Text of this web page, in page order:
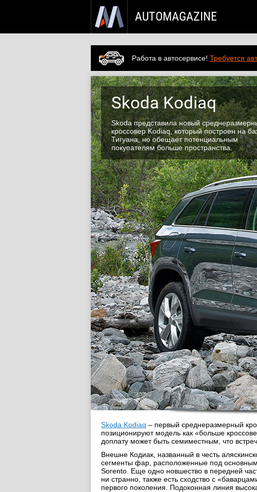
AUTOMAGAZINE
Работа в автосервисе! Требуется
Skoda Kodiaq
Skoda представила новый
кроссовер Kodiaq, который построен на
Тигуана, но обещает потенциальным
покупателям больше пространства.
Skoda Kodiaq – первый среднеразмерный
позиционируют модель как «больше
доплату может быть семиместным, что
Внешне Кодиак, названный в честь
сегменты фар, расположенные под
Sorento. Еще одно новшество в передней
ни странно, также есть сходство с
первого поколения. Подоконная линия